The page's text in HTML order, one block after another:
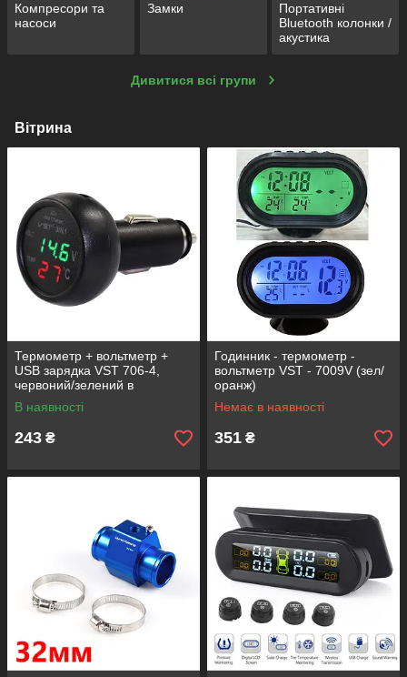
Компресори та
насоси
Замки
Портативні
Bluetooth колонки /
акустика
Дивитися всі групи
Вітрина
Термометр + вольтметр +
USB зарядка VST 706-4,
червоний/зелений в
прикурювач 12-24В
В наявності
243 ₴
Годинник - термометр -
вольтметр VST - 7009V (зел/
оранж)
Немає в наявності
351 ₴